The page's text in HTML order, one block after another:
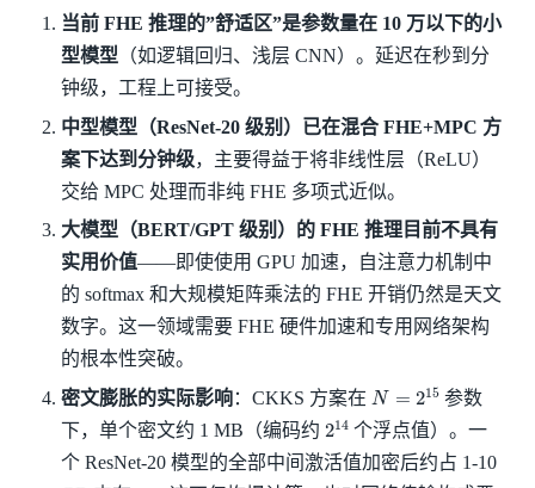
当前 FHE 推理的”舒适区”是参数量在 10 万以下的小
型模型 （如逻辑回归、浅层 CNN）。延迟在秒到分
钟级，工程上可接受。
中型模型（ResNet-20 级别）已在混合 FHE+MPC 方
案下达到分钟级，主要得益于将非线性层（ReLU）
交给 MPC 处理而非纯 FHE 多项式近似。
大模型（BERT/GPT 级别）的 FHE 推理目前不具有
实用价值——即使使用 GPU 加速，自注意力机制中
的 softmax 和大规模矩阵乘法的 FHE 开销仍然是天文
数字。这一领域需要 FHE 硬件加速和专用网络架构
的根本性突破。
密文膨胀的实际影响：CKKS 方案在 N= 15
参数
下，单个密文约 1 MB（编码约 214 个浮点值）。一
个 ResNet-20 模型的全部中间激活值加密后约占 1-10